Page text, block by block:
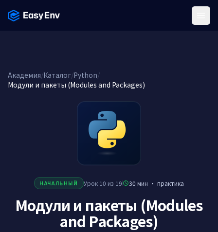
Академия/Каталог/Python/
Модули и пакеты (Modules and Packages)
НАЧАЛЬНЫЙ Урок 10 из 19 30 мин · практика
Модули и пакеты (Modules
and Packages)